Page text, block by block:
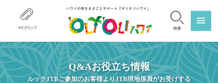
マイクリップ 検索
Q&Aお役立ち情報
ルックJTBご参加のお客様よりJTB現地係員がお受けする